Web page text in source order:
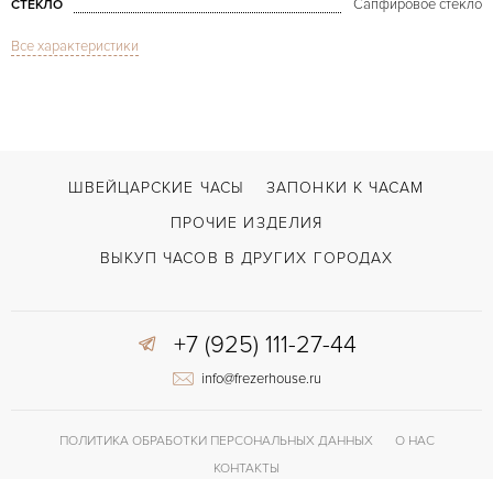
СТЕКЛО Сапфировое стекло
МОДЕЛЬ
Отделка драгоценными камнями
Все характеристики
ШВЕЙЦАРСКИЕ ЧАСЫ
ЗАПОНКИ К ЧАСАМ
ПРОЧИЕ ИЗДЕЛИЯ
ВЫКУП ЧАСОВ В ДРУГИХ ГОРОДАХ
+7 (925) 111-27-44
info@frezerhouse.ru
ПОЛИТИКА ОБРАБОТКИ ПЕРСОНАЛЬНЫХ ДАННЫХ
О НАС
КОНТАКТЫ